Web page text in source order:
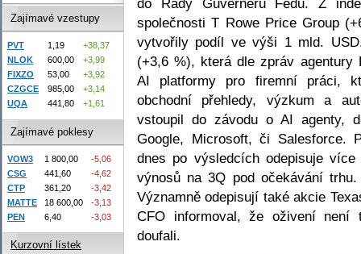
společnosti T Rowe Price Group
vytvořily podíl ve výši 1 mld.
(+3,6 %), která dle zpráv agentury
AI platformy pro firemní práci,
obchodní přehledy, výzkum a
vstoupil do závodu o AI agenty,
Google, Microsoft, či Salesforce.
dnes po výsledcích odepisuje
výnosů na 3Q pod očekávání
Významně odepisují také akcie
CFO informoval, že oživení
doufali.
Zajímavé vzestupy
PVT 1,19
+38,37
NLOK
600,00
+3,99
FIXZO
53,00
+3,92
CZGCE
985,00
+3,14
UQA
441,80 +1,61
Zajímavé poklesy
VOW3 1 800,00
-5,06
CSG
441,60
-4,62
CTP
361,20
-3,42
MATTE
18 600,00
-3,13
PEN
6,40 -3,03
Kurzovní lístek